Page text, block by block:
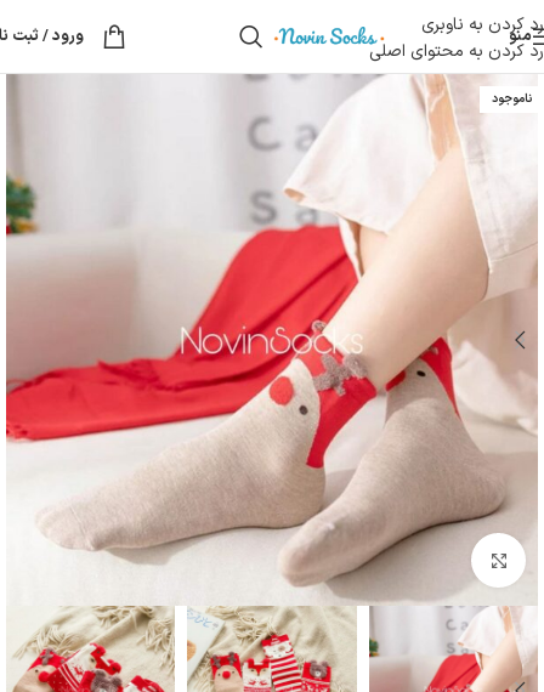
رد کردن به ناوبری
رد کردن به محتوای اصلی
منو ورود / ثبت
ناموجود
بزرگنمایی تصویر